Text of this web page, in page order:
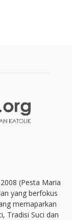
(Pesta Maria
yang berfokus
memaparkan
Tradisi Suci dan